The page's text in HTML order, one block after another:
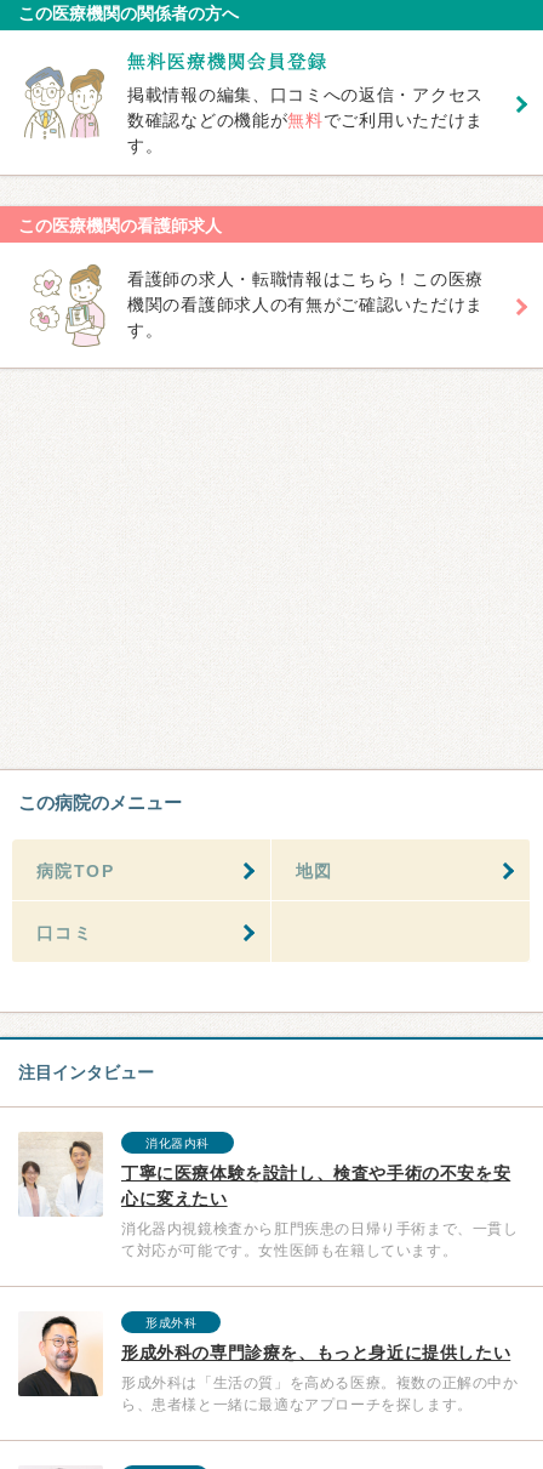
この医療機関の関係者の方へ
掲載情報の編集、口コミへの返信・アクセス
数確認などの機能が無料でご利用いただけま
す。
この医療機関の看護師求人
看護師の求人・転職情報はこちら！この医療
機関の看護師求人の有無がご確認いただけま
す。
この病院のメニュー
病院TOP 地図
口コミ
注目インタビュー
消化器内科
丁寧に医療体験を設計し、検査や手術の不安を安
心に変えたい
消化器内視鏡検査から肛門疾患の日帰り手術まで、一貫し
て対応が可能です。女性医師も在籍しています。
形成外科
形成外科の専門診療を、もっと身近に提供したい
形成外科は「生活の質」を高める医療。複数の正解の中か
ら、患者様と一緒に最適なアプローチを探します。